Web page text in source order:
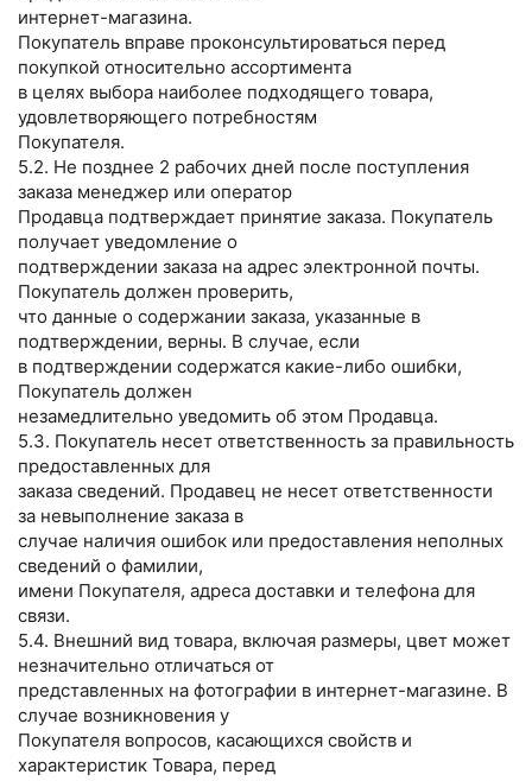
интернет-магазина.
Покупатель вправе проконсультироваться перед
покупкой относительно ассортимента
в целях выбора наиболее подходящего товара,
удовлетворяющего потребностям
Покупателя.
5.2. Не позднее 2 рабочих дней после поступления
заказа менеджер или оператор
Продавца подтверждает принятие заказа. Покупатель
получает уведомление о
подтверждении заказа на адрес электронной почты.
Покупатель должен проверить,
что данные о содержании заказа, указанные в
подтверждении, верны. В случае, если
в подтверждении содержатся какие-либо ошибки,
Покупатель должен
незамедлительно уведомить об этом Продавца.
5.3. Покупатель несет ответственность за правильность
предоставленных для
заказа сведений. Продавец не несет ответственности
за невыполнение заказа в
случае наличия ошибок или предоставления неполных
сведений о фамилии,
имени Покупателя, адреса доставки и телефона для
связи.
5.4. Внешний вид товара, включая размеры, цвет может
незначительно отличаться от
представленных на фотографии в интернет-магазине. В
случае возникновения у
Покупателя вопросов, касающихся свойств и
характеристик Товара, перед